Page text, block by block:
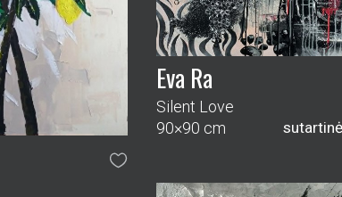
Eva Ra
Silent Love
90×90 cm